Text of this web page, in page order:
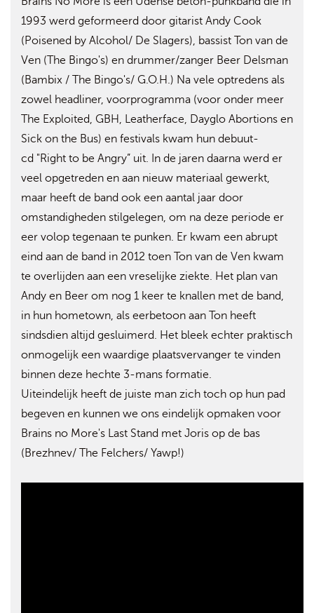
1993 werd geformeerd door gitarist Andy Cook
(Poisened by Alcohol/ De Slagers), bassist Ton van de
Ven (The Bingo's) en drummer/zanger Beer Delsman
(Bambix / The Bingo's/ G.O.H.) Na vele optredens als
zowel headliner, voorprogramma (voor onder meer
The Exploited, GBH, Leatherface, Dayglo Abortions en
Sick on the Bus) en festivals kwam hun debuut-
cd "Right to be Angry” uit. In de jaren daarna werd er
veel opgetreden en aan nieuw materiaal gewerkt,
maar heeft de band ook een aantal jaar door
omstandigheden stilgelegen, om na deze periode er
eer volop tegenaan te punken. Er kwam een abrupt
eind aan de band in 2012 toen Ton van de Ven kwam
te overlijden aan een vreselijke ziekte. Het plan van
Andy en Beer om nog 1 keer te knallen met de band,
in hun hometown, als eerbetoon aan Ton heeft
sindsdien altijd gesluimerd. Het bleek echter praktisch
onmogelijk een waardige plaatsvervanger te vinden
binnen deze hechte 3-mans formatie.
Uiteindelijk heeft de juiste man zich toch op hun pad
begeven en kunnen we ons eindelijk opmaken voor
Brains no More's Last Stand met Joris op de bas
(Brezhnev/ The Felchers/ Yawp!)